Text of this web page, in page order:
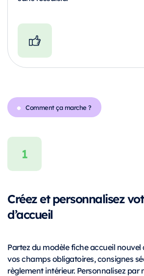
Comment ça marche ?
Créez et personnalisez
d’accueil
Partez du modèle fiche accueil
vos champs obligatoires, consignes
règlement intérieur. Personnalisez par